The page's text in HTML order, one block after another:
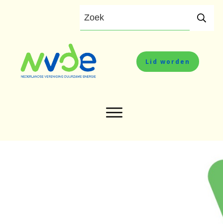
Lid worden